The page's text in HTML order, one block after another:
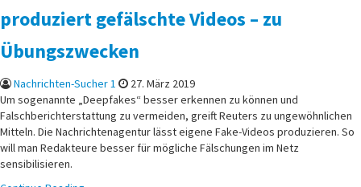
produziert gefälschte Videos – zu
Übungszwecken
Nachrichten-Sucher 1
27. März 2019
Um sogenannte „Deepfakes“ besser erkennen zu können und
Falschberichterstattung zu vermeiden, greift Reuters zu ungewöhnlichen
Mitteln. Die Nachrichtenagentur lässt eigene Fake-Videos produzieren. So
will man Redakteure besser für mögliche Fälschungen im Netz
sensibilisieren.